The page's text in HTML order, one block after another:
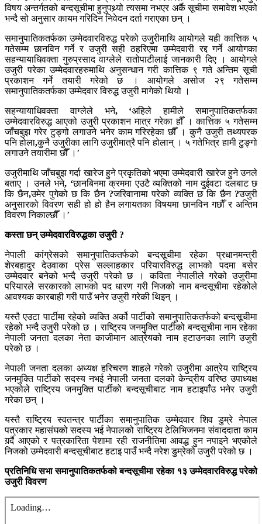
विषय अन्तर्गतको बन्दसूचीमा हुनुपथ्र्यो त्यसमा नभएर अर्कै सूचीमा समावेश भएको
भन्दै सो अनुसार कायम गरिदिन निवेदन दर्ता गराएका छन् ।
समानुपातिकतर्फका उम्मेदवारविरुद्ध परेको उजुरीमाथि आयोगले यही कात्तिक ५
गतेसम्म छानविन गर्ने र उजुरी सही ठहरिएमा उम्मेदवारी रद्द गर्ने आयोगका
सहन्यायाधिवक्ता गुरुप्रसाद वाग्लेले रातोपाटीलाई जानकारी दिए । आयोगले
उजुरी परेका उम्मेदवारहरुमाथि अनुसन्धान गरी कात्तिक ९ गते अन्तिम सूची
प्रकाशन गर्ने तयारी गरेको छ । आयोगले असोज २९ गतेसम्म
समानुपातिकतर्फका उम्मेदवार विरुद्ध उजुरी मागेको थियो ।
सहन्यायाधिवक्ता वाग्लेले भने, ‘अहिले हामीले समानुपातिकतर्फका
उम्मेदवारविरुद्ध आएको उजुरी प्रकाशन मात्र गरेका हौँ । कात्तिक ५ गतेसम्म
जाँचबुझ गरेर टुङ्गो लगाउने भनेर काम गरिरहेका छौँ । कुनै उजुरी तथ्यपरक
पनि होला,कुनै उजुरीका लागि उजुरीमात्रै पनि होलान् । ५ गतेभित्र हामी टुङ्गो
लगाउने तयारीमा छौँ ।’
उजुरीमाथि जाँचबुझ गर्दा खारेज हुने प्रकृतिको भएमा उम्मेदवारी खारेज हुने उनले
बताए । उनले भने, ‘छानबिनमा क्रममा एउटै व्यक्तिको नाम दुईवटा दलबाट छ
कि छैन,उमेर पुगेको छ कि छैन ?जरिवानामा परेको व्यक्ति छ कि छैन ?उजुरी
अनुसारको विवरण सही हो हो हैन लगायतका विषयमा छानविन गछौँ र अन्तिम
विवरण निकाल्छौँ ।’
कस्ता छन् उम्मेदवारविरुद्धका उजुरी ?
नेपाली कांग्रेसको समानुपातिकतर्फको बन्दसूचीमा रहेका प्रधानमन्त्री
शेरबहादुर देउवाका प्रेस सल्लाहकार परियारविरुद्ध लाभको पदमा बसेर
उम्मेदवार बनेको भन्दै उजुरी परेको छ । कविता नेपालीले गरेको उजुरीमा
परियारले सरकारको लाभको पद धारण गरी निजको नाम बन्दसूचीमा रहेकोले
आवश्यक कारबाही गरी पाउँ भनेर उजुरी गरेकी थिइन् ।
यस्तै एउटा पार्टीमा रहेको व्यक्ति अर्को पार्टीको समानुपातिकतर्फको बन्दसूचीमा
रहेको भन्दै उजुरी परेको छ । राष्ट्रिय जनमुक्ति पार्टीको बन्दसूचीमा नाम रहेका
नेपाली जनता दलका नेता काजीमान आत्रेयको नाम हटाउनका लागि उजुरी
परेको छ ।
नेपाली जनता दलका अध्यक्ष हरिचरण शाहले गरेको उजुरीमा आत्रेय राष्ट्रिय
जनमुक्ति पार्टीको सदस्य नभई नेपाली जनता दलको केन्द्रीय वरिष्ठ उपाध्यक्ष
भएकोले राष्ट्रिय जनमुक्ति पार्टीको बन्दसूचीबाट नाम हटाइपाँउ भनेर उजुरी
गरेका छन् ।
यस्तै राष्ट्रिय स्वतन्त्र पार्टीका समानुपातिक उम्मेदवार शिव डुम्रे नेपाल
पत्रकार महासंघको सदस्य भई नेपालको राष्ट्रिय टेलिभिजनमा संवाददाता काम
गर्र्दै आएको र पत्रकारिता पेशामा रही राजनीतिमा आवद्ध हुन नपाइने भएकोले
निजको उम्मेदवारी बन्दसूचीबाट हटाइ पाउँ भन्दै नरेश डुम्रेको उजुरी परेको छ ।
प्रतिनिधि सभा समानुपातिकतर्फको बन्दसूचीमा रहेका १३ उम्मेदवारविरुद्ध परेको
उजुरी विवरण